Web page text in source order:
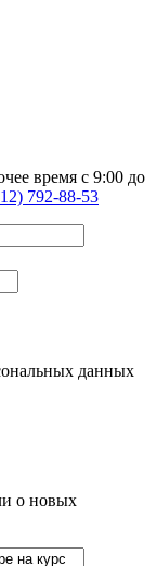
время c 9:00 до
792-88-53
данных
о новых